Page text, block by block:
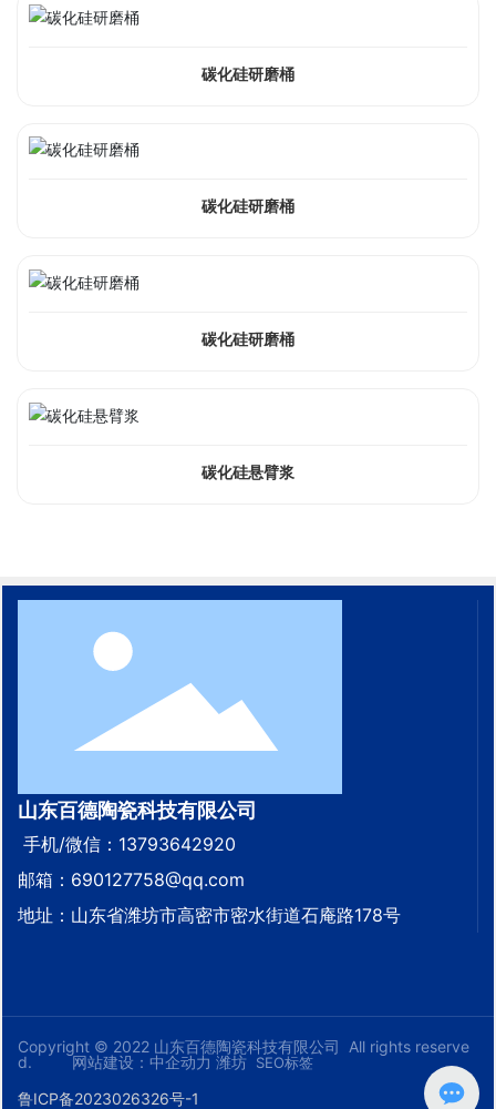
碳化硅研磨桶
碳化硅研磨桶
碳化硅研磨桶
碳化硅悬臂浆
山东百德陶瓷科技有限公司
手机/微信： 13793642920
邮箱： 690127758@qq.com
地址：山东省潍坊市高密市密水街道石庵路178号
Copyright © 2022 山东百德陶瓷科技有限公司 All rights reserve
d. 网站建设：中企动力 潍坊 SEO标签
鲁ICP备2023026326号-1